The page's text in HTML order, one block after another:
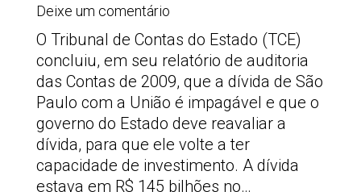
Deixe um comentário
O Tribunal de Contas do Estado (TCE)
concluiu, em seu relatório de auditoria
das Contas de 2009, que a dívida de São
Paulo com a União é impagável e que o
governo do Estado deve reavaliar a
dívida, para que ele volte a ter
capacidade de investimento. A dívida
estava em R$ 145 bilhões no…